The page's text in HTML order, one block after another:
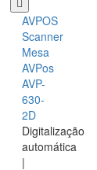
AVPOS
Scanner
Mesa
AVPos
AVP-
630-
2D
Digitalização
automática
|